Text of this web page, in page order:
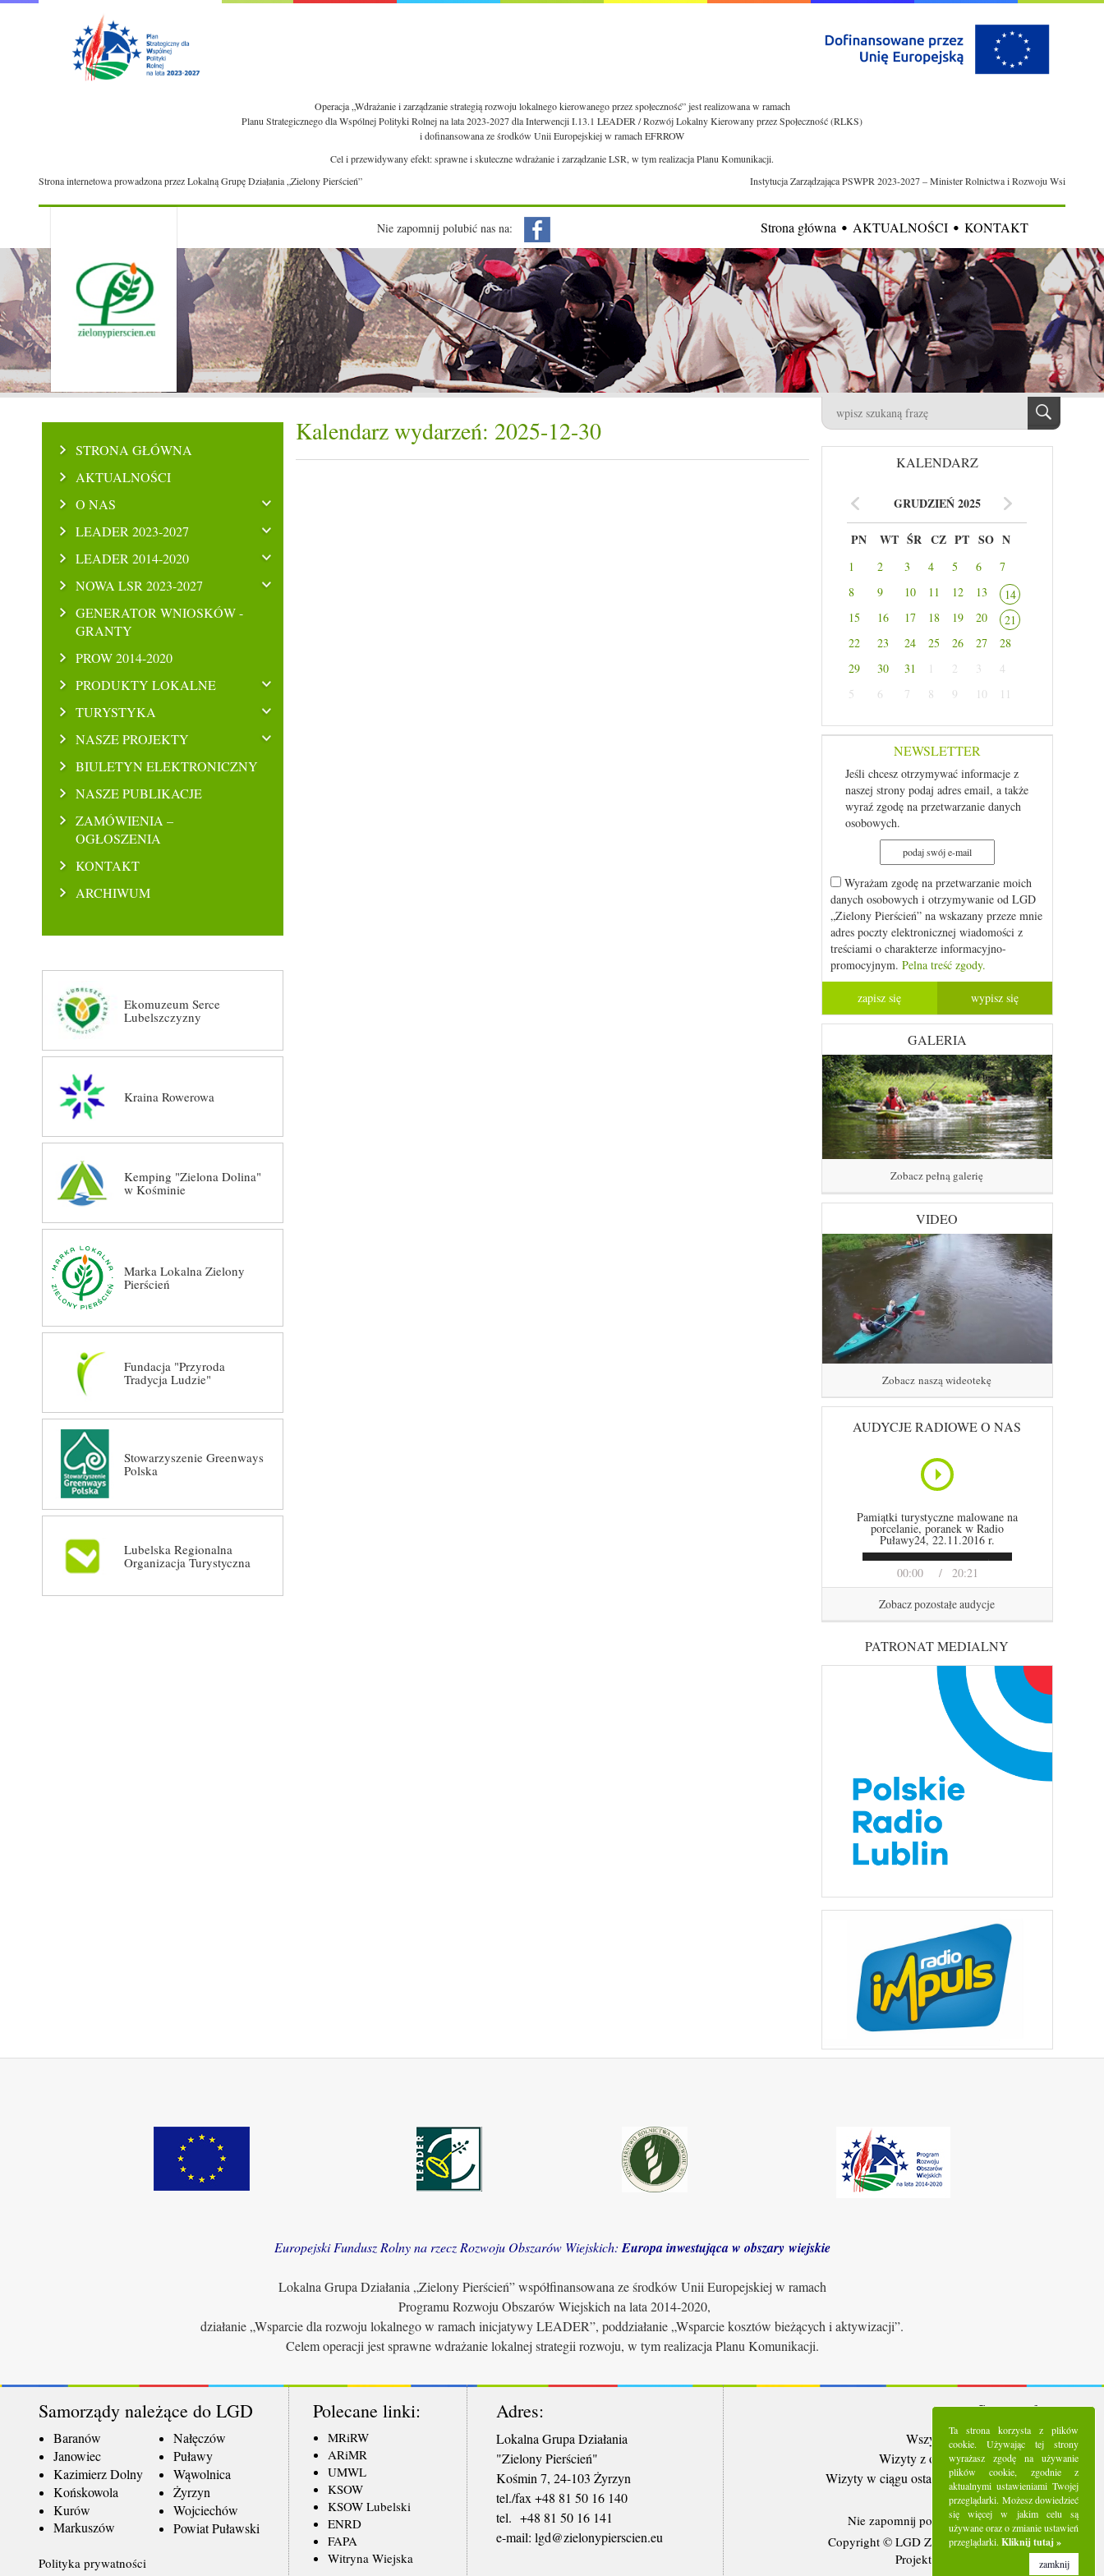
Operacja „Wdrażanie i zarządzanie strategią rozwoju lokalnego kierowanego przez społeczność” jest realizowana w ramach
Planu Strategicznego dla Wspólnej Polityki Rolnej na lata 2023-2027 dla Interwencji I.13.1 LEADER / Rozwój Lokalny Kierowany przez Społeczność (RLKS)
i dofinansowana ze środków Unii Europejskiej w ramach EFRROW
Cel i przewidywany efekt: sprawne i skuteczne wdrażanie i zarządzanie LSR, w tym realizacja Planu Komunikacji.
Strona internetowa prowadzona przez Lokalną Grupę Działania „Zielony Pierścień”
Instytucja Zarządzająca PSWPR 2023-2027 – Minister Rolnictwa i Rozwoju Wsi
Nie zapomnij polubić nas na: Strona główna AKTUALNOŚCI KONTAKT
STRONA GŁÓWNA
AKTUALNOŚCI
O NAS
LEADER 2023-2027
LEADER 2014-2020
NOWA LSR 2023-2027
GENERATOR WNIOSKÓW -
GRANTY
PROW 2014-2020
PRODUKTY LOKALNE
TURYSTYKA
NASZE PROJEKTY
BIULETYN ELEKTRONICZNY
NASZE PUBLIKACJE
ZAMÓWIENIA –
OGŁOSZENIA
KONTAKT
ARCHIWUM
Ekomuzeum Serce
Lubelszczyzny
Kraina Rowerowa
Kemping "Zielona Dolina"
w Kośminie
Marka Lokalna Zielony
Pierścień
Fundacja "Przyroda
Tradycja Ludzie"
Stowarzyszenie Greenways
Polska
Lubelska Regionalna
Organizacja Turystyczna
Kalendarz wydarzeń: 2025-12-30
KALENDARZ
GRUDZIEŃ 2025
PN WT ŚR CZ PT SO N
1 2 3 4 5 6
7
8
9 10 11 12 13
14
15
16 17 18 19 20
21
22
23 24 25 26 27
28
29
30 31 1 2 3
4
5
6 7 8 9 10 11
NEWSLETTER
Jeśli chcesz otrzymywać informacje z
naszej strony podaj adres email, a także
wyraź zgodę na przetwarzanie danych
osobowych.
Wyrażam zgodę na przetwarzanie moich
danych osobowych i otrzymywanie od LGD
„Zielony Pierścień” na wskazany przeze mnie
adres poczty elektronicznej wiadomości z
treściami o charakterze informacyjno-
promocyjnym. Pelna treść zgody.
GALERIA
Zobacz pełną galerię
VIDEO
Zobacz naszą wideotekę
AUDYCJE RADIOWE O NAS
00:00 20:21
Pamiątki turystyczne malowane na
porcelanie, poranek w Radio
Puławy24, 22.11.2016 r.
Zobacz pozostałe audycje
PATRONAT MEDIALNY
Europejski Fundusz Rolny na rzecz Rozwoju Obszarów Wiejskich: Europa inwestująca w obszary wiejskie
Lokalna Grupa Działania „Zielony Pierścień” współfinansowana ze środków Unii Europejskiej w ramach
Programu Rozwoju Obszarów Wiejskich na lata 2014-2020,
działanie „Wsparcie dla rozwoju lokalnego w ramach inicjatywy LEADER”, poddziałanie „Wsparcie kosztów bieżących i aktywizacji”.
Celem operacji jest sprawne wdrażanie lokalnej strategii rozwoju, w tym realizacja Planu Komunikacji.
Samorządy należące do LGD
Baranów
Janowiec
Kazimierz Dolny
Końskowola
Kurów
Markuszów
Nałęczów
Puławy
Wąwolnica
Żyrzyn
Wojciechów
Powiat Puławski
Polecane linki:
MRiRW
ARiMR
UMWL
KSOW
KSOW Lubelski
ENRD
FAPA
Witryna Wiejska
Adres:
Lokalna Grupa Działania
"Zielony Pierścień"
Kośmin 7, 24-103 Żyrzyn
tel./fax +48 81 50 16 140
tel. +48 81 50 16 141
​e-mail: lgd@zielonypierscien.eu
Statystyki:
Wszystkie wizyty: 5287189
Wizyty z ostatnich 30 dni: 92202
Wizyty w ciągu ostatniego tygodnia:
20522
Użytkownicy online: 4
Nie zapomnij polubić nas na Facebooku
Copyright © LGD Zielony Pierścień - 2016.
Projekt i wykonanie - Freeline.
Polityka prywatności
Ta strona korzysta z plików
cookie. Używając tej strony
wyrażasz zgodę na używanie
plików cookie, zgodnie z
aktualnymi ustawieniami Twojej
przeglądarki. Możesz dowiedzieć
się więcej w jakim celu są
używane oraz o zmianie ustawień
przeglądarki. Kliknij tutaj »
zamknij